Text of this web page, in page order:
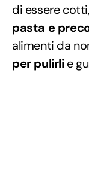
di essere
pasta e
alimenti da
per pulirlie